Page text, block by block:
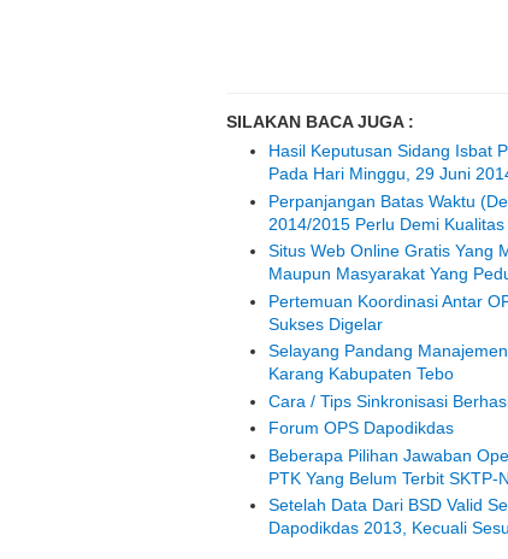
SILAKAN BACA JUGA :
Hasil Keputusan Sidang Isbat
Pada Hari Minggu, 29 Juni
Perpanjangan Batas Waktu
2014/2015 Perlu Demi
Situs Web Online Gratis Yang
Maupun Masyarakat Yang
Pertemuan Koordinasi Antar
Sukses Digelar
Selayang Pandang
Karang Kabupaten Tebo
Cara / Tips Sinkronisasi
Forum OPS Dapodikdas
Beberapa Pilihan Jawaban
PTK Yang Belum Terbit SKTP-
Setelah Data Dari BSD Valid
Dapodikdas 2013, Kecuali